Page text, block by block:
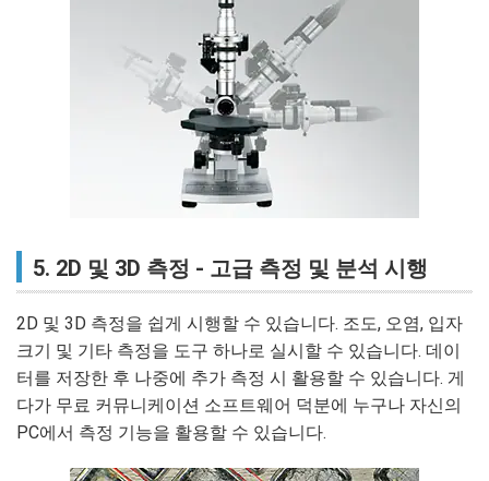
5. 2D 및 3D 측정 - 고급 측정 및 분석 시행
2D 및 3D 측정을 쉽게 시행할 수 있습니다. 조도, 오염, 입자
크기 및 기타 측정을 도구 하나로 실시할 수 있습니다. 데이
터를 저장한 후 나중에 추가 측정 시 활용할 수 있습니다. 게
다가 무료 커뮤니케이션 소프트웨어 덕분에 누구나 자신의
PC에서 측정 기능을 활용할 수 있습니다.